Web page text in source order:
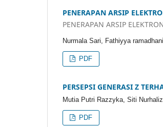
PENERAPAN ARSIP
PENERAPAN ARSIP
Nurmala Sari, Fathiyya
PDF
PERSEPSI GENERASI Z
Mutia Putri Razzyka, Siti
PDF